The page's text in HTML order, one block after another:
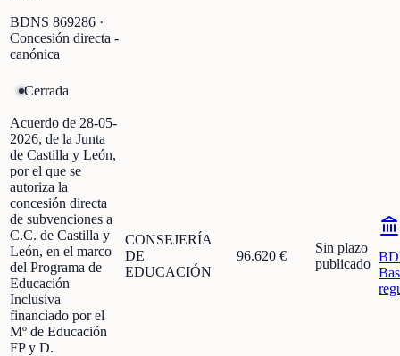
BDNS 869286 ·
Concesión directa -
canónica
Cerrada
Acuerdo de 28-05-
2026, de la Junta
de Castilla y León,
por el que se
autoriza la
concesión directa
de subvenciones a
C.C. de Castilla y
León, en el marco
del Programa de
Educación
Inclusiva
financiado por el
Mº de Educación
FP y D.
CONSEJERÍA
DE
EDUCACIÓN
96.620 €
Sin plazo
publicado